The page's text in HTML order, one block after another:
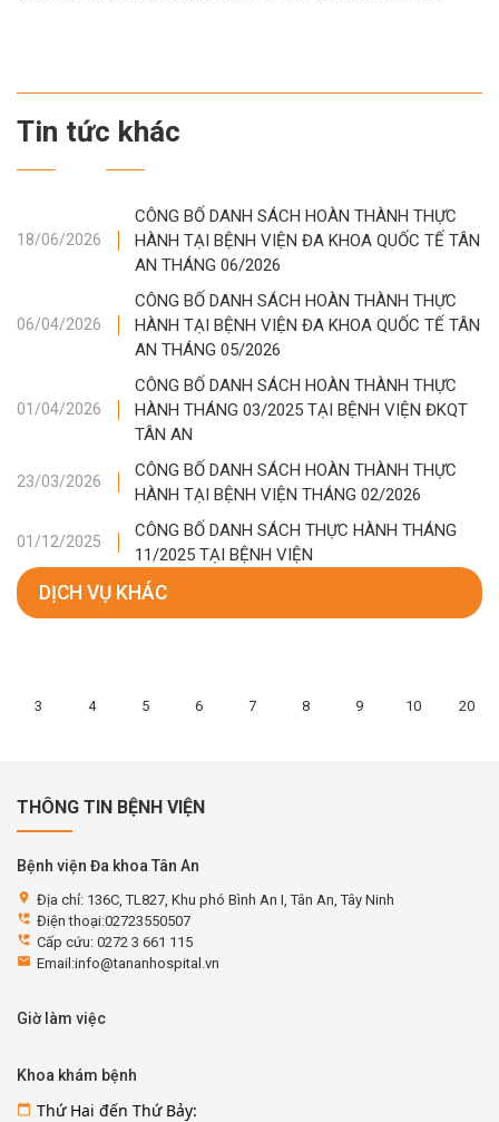
Tin tức khác
18/06/2026
CÔNG BỐ DANH SÁCH HOÀN THÀNH THỰC
HÀNH TẠI BỆNH VIỆN ĐA KHOA QUỐC TẾ TÂN
AN THÁNG 06/2026
06/04/2026
CÔNG BỐ DANH SÁCH HOÀN THÀNH THỰC
HÀNH TẠI BỆNH VIỆN ĐA KHOA QUỐC TẾ TÂN
AN THÁNG 05/2026
01/04/2026
CÔNG BỐ DANH SÁCH HOÀN THÀNH THỰC
HÀNH THÁNG 03/2025 TẠI BỆNH VIỆN ĐKQT
TÂN AN
23/03/2026
CÔNG BỐ DANH SÁCH HOÀN THÀNH THỰC
HÀNH TẠI BỆNH VIỆN THÁNG 02/2026
01/12/2025
CÔNG BỐ DANH SÁCH THỰC HÀNH THÁNG
11/2025 TẠI BỆNH VIỆN
DỊCH VỤ KHÁC
3 4 5 6 7 8 9 10 20
THÔNG TIN BỆNH VIỆN
Bệnh viện Đa khoa Tân An
location_on Địa chỉ: 136C, TL827, Khu phó Bình An I, Tân An, Tây Ninh
perm_phone_msg Điện thoại:02723550507
perm_phone_msg Cấp cứu: 0272 3 661 115
email Email:info@tananhospital.vn
Giờ làm việc
Khoa khám bệnh
calendar_today Thứ Hai đến Thứ Bảy: